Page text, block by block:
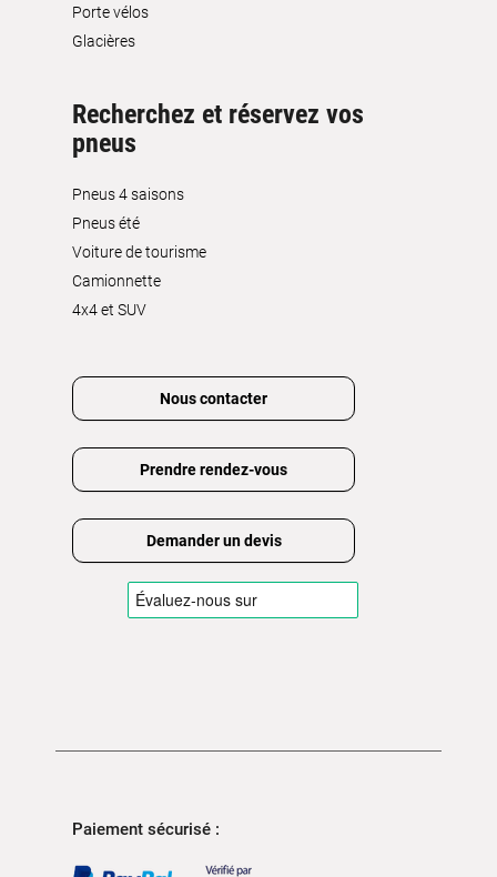
Porte vélos
Glacières
Recherchez et réservez vos
pneus
Pneus 4 saisons
Pneus été
Voiture de tourisme
Camionnette
4x4 et SUV
Nous contacter
Prendre rendez-vous
Demander un devis
Paiement sécurisé :